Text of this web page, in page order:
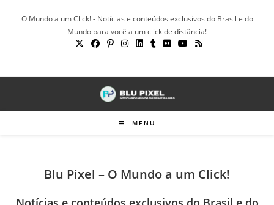
O Mundo a um Click! - Notícias e conteúdos exclusivos do Brasil e do
Mundo para você a um click de distância!
MENU
Blu Pixel – O Mundo a um Click!